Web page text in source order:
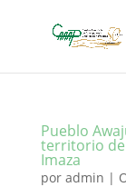
Pueblo
territorio de
Imaza
por admin |